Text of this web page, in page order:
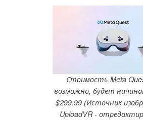
Стоимость Meta
возможно, будет
$299.99 (Источник
UploadVR -